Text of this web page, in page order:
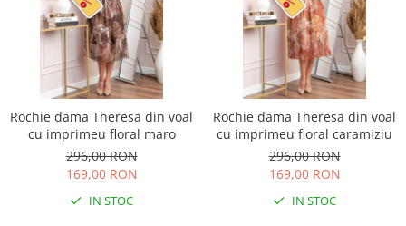
Rochie dama Theresa din voal
cu imprimeu floral maro
296,00 RON
169,00 RON
IN STOC
Rochie dama Theresa din voal
cu imprimeu floral caramiziu
296,00 RON
169,00 RON
IN STOC